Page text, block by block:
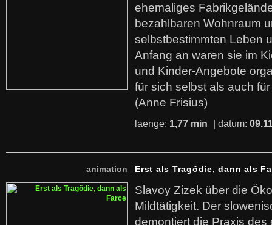
ehemaliges
bezahlbaren Wohnraum
selbstbestimmten Leben
Anfang an waren sie im
und Kinder-Angebote
für sich selbst als auch
(Anne Frisius)
laenge: 1,77 min | datum:
animation Erst als Tragödie, dann als
Slavoy Zizek über die
Mildtätigkeit. Der
demontiert die Praxis des